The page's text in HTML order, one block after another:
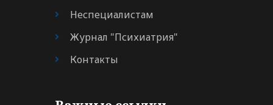
Неспециалистам
Журнал "Психиатрия"
Контакты